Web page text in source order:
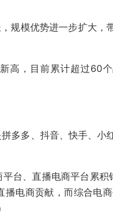
规模优势进一步扩大，
高，目前累计超过60
多多、抖音、快手、小
台、直播电商平台累积
电商贡献，而综合电